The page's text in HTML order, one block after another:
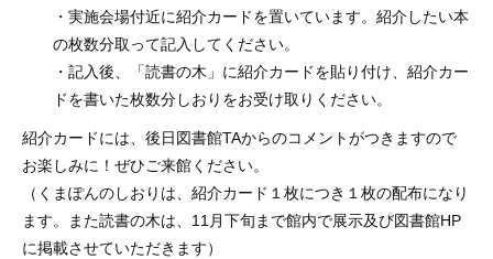
・実施会場付近に紹介カードを置いています。紹介したい本
の枚数分取って記入してください。
・記入後、「読書の木」に紹介カードを貼り付け、紹介カー
ドを書いた枚数分しおりをお受け取りください。
紹介カードには、後日図書館TAからのコメントがつきますので
お楽しみに！ぜひご来館ください。
（くまぽんのしおりは、紹介カード１枚につき１枚の配布になり
ます。また読書の木は、11月下旬まで館内で展示及び図書館HP
に掲載させていただきます）